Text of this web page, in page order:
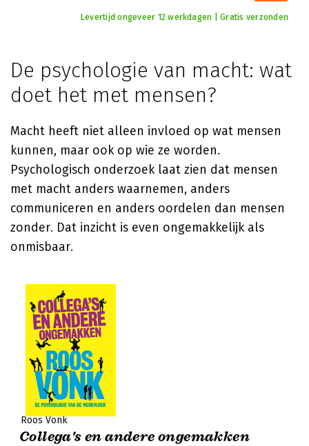
Levertijd ongeveer 12 werkdagen | Gratis verzonden
De psychologie van macht: wat
doet het met mensen?
Macht heeft niet alleen invloed op wat mensen
kunnen, maar ook op wie ze worden.
Psychologisch onderzoek laat zien dat mensen
met macht anders waarnemen, anders
communiceren en anders oordelen dan mensen
zonder. Dat inzicht is even ongemakkelijk als
onmisbaar.
Roos Vonk
Collega's en andere ongemakken